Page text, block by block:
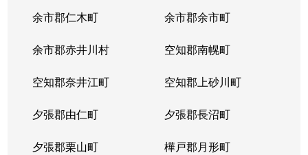
余市郡仁木町 余市郡余市町
余市郡赤井川村 空知郡南幌町
空知郡奈井江町 空知郡上砂川町
夕張郡由仁町 夕張郡長沼町
夕張郡栗山町 樺戸郡月形町